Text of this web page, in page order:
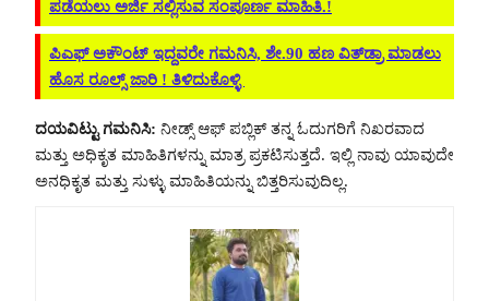
ಪಡೆಯಲು ಅರ್ಜಿ ಸಲ್ಲಿಸುವ ಸಂಪೂರ್ಣ ಮಾಹಿತಿ.!
ಪಿಎಫ್ ಅಕೌಂಟ್ ಇದ್ದವರೇ ಗಮನಿಸಿ, ಶೇ.90 ಹಣ ವಿತ್‌ಡ್ರಾ ಮಾಡಲು
ಹೊಸ ರೂಲ್ಸ್ ಜಾರಿ ! ತಿಳಿದುಕೊಳ್ಳಿ
ದಯವಿಟ್ಟು ಗಮನಿಸಿ: ನೀಡ್ಸ್ ಆಫ್ ಪಬ್ಲಿಕ್ ತನ್ನ ಓದುಗರಿಗೆ ನಿಖರವಾದ
ಮತ್ತು ಅಧಿಕೃತ ಮಾಹಿತಿಗಳನ್ನು ಮಾತ್ರ ಪ್ರಕಟಿಸುತ್ತದೆ. ಇಲ್ಲಿ ನಾವು ಯಾವುದೇ
ಅನಧಿಕೃತ ಮತ್ತು ಸುಳ್ಳು ಮಾಹಿತಿಯನ್ನು ಬಿತ್ತರಿಸುವುದಿಲ್ಲ.